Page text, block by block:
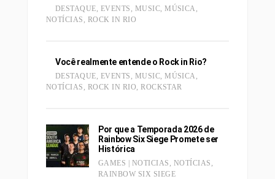
DESTAQUE EVENTS MUSIC ,MÚSICA
NOTÍCIAS
ROCK IN RIO
Você realmente entende o Rock in Rio?
DESTAQUE EVENTS MUSIC ,MÚSICA
NOTÍCIAS
ROCK IN RIO ,ROCKSTAR
Por que a Temporada 2026 de
Rainbow Six Siege Promete ser
Histórica
GAMES | NOTICIAS NOTÍCIAS
RAINBOW SIX SIEGE